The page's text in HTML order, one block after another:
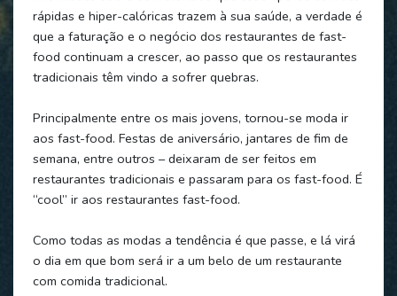
rápidas e hiper-calóricas trazem à sua saúde, a verdade é
que a faturação e o negócio dos restaurantes de fast-
food continuam a crescer, ao passo que os restaurantes
tradicionais têm vindo a sofrer quebras.
Principalmente entre os mais jovens, tornou-se moda ir
aos fast-food. Festas de aniversário, jantares de fim de
semana, entre outros – deixaram de ser feitos em
restaurantes tradicionais e passaram para os fast-food. É
“cool” ir aos restaurantes fast-food.
Como todas as modas a tendência é que passe, e lá virá
o dia em que bom será ir a um belo de um restaurante
com comida tradicional.